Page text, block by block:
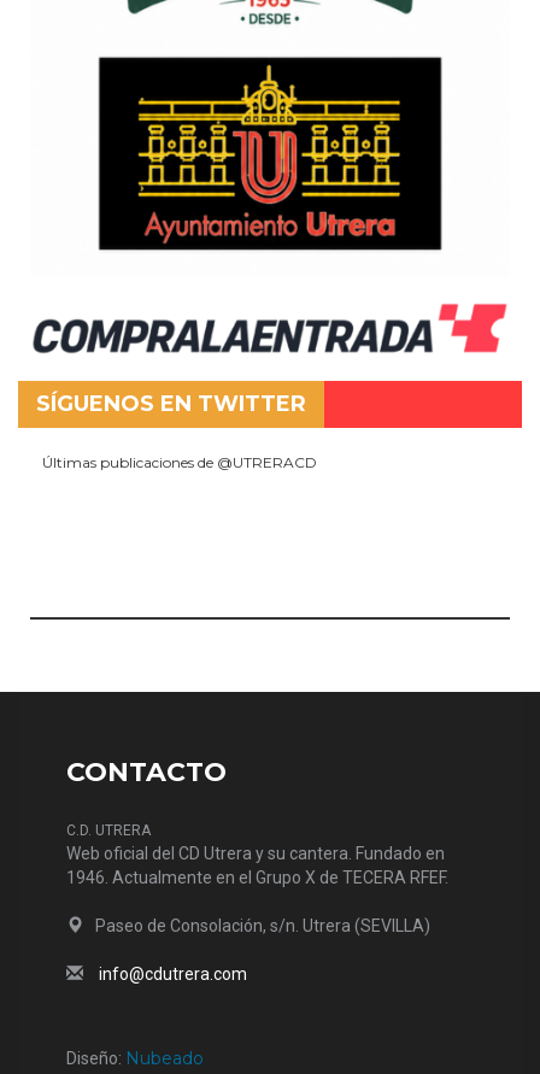
SÍGUENOS EN TWITTER
Últimas publicaciones de @UTRERACD
CONTACTO
C.D. UTRERA
Web oficial del CD Utrera y su cantera. Fundado en
1946. Actualmente en el Grupo X de TECERA RFEF.
Paseo de Consolación, s/n. Utrera (SEVILLA)
info@cdutrera.com
Diseño: Nubeado